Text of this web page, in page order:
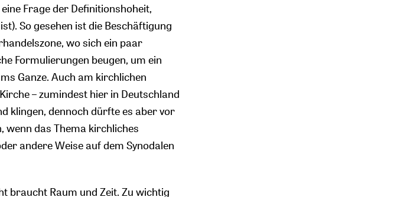
Frage der Definitionshoheit,
So gesehen ist die Beschäftigung
wo sich ein paar
Formulierungen beugen, um ein
Ganze. Auch am kirchlichen
– zumindest hier in Deutschland
klingen, dennoch dürfte es aber vor
das Thema kirchliches
andere Weise auf dem Synodalen
braucht Raum und Zeit. Zu wichtig